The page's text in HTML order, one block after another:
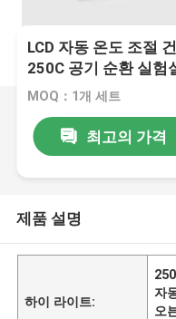
LCD 자동 온도 조절
250C 공기 순환 실험
MOQ：1개 세트
최고의 가격
제품 설명
하이 라이트:
자
오